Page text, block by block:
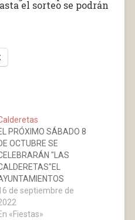
el sorteo se podrán
PRÓXIMO SÁBADO 8
OCTUBRE SE
"LAS
LA
Y LAS
APUNTARSE
de septiembre de
«Fiestas»